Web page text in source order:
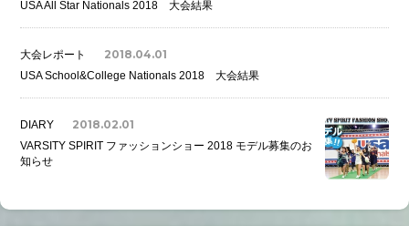
USA All Star Nationals 2018 大会結果
大会レポート 2018.04.01
USA School&College Nationals 2018 大会結果
DIARY 2018.02.01
VARSITY SPIRIT ファッションショー 2018 モデル募集のお
知らせ